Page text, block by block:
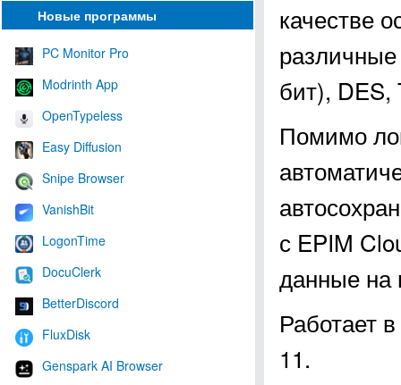
Новые программы
PC Monitor Pro
Modrinth App
OpenTypeless
Easy Diffusion
Snipe Browser
VanishBit
LogonTime
DocuClerk
BetterDiscord
FluxDisk
Genspark AI Browser
качестве
бит), DES,
Помимо
с EPIM
данные на
Работает
11.